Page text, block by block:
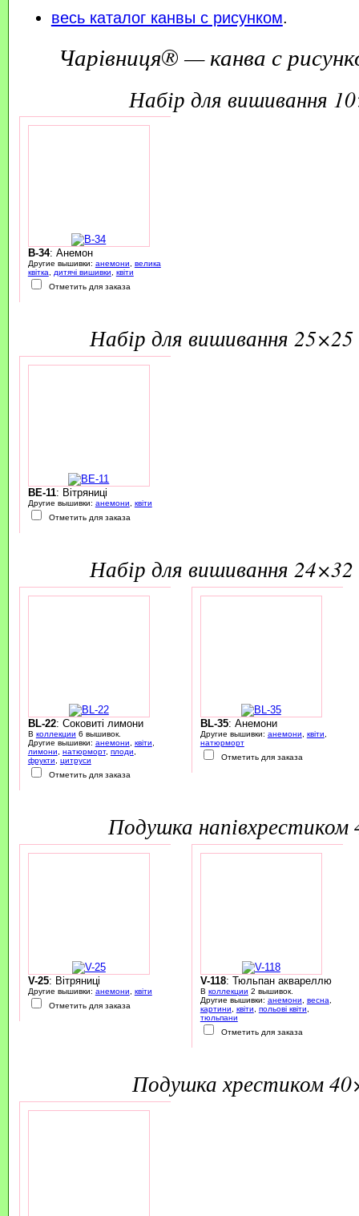
весь каталог канвы с рисунком.
Чарівниця® — канва с
набір для вишивання
B-34: Анемон
Другие вышивки: анемони, велика
квітка, дитячі вишивки, квіти
Отметить для заказа
набір для вишивання 25×25
BE-11: Вітряниці
Другие вышивки: анемони
квіти
Отметить для заказа
набір для вишивання 24×32
BL-22: Соковиті лимони
В коллекции 6 вышивок.
Другие вышивки: анемони квіти
лимони
натюрморт, плоди
фрукти
цитруси
Отметить для заказа
BL-35: Анемони
Другие вышивки: анемони квіти
натюрморт
Отметить для заказа
подушка
V-25: Вітряниці
Другие вышивки: анемони
квіти
Отметить для заказа
V-118: Тюльпан аквареллю
В коллекции 2 вышивок.
Другие вышивки: анемони весна
картини
квіти польові квіти
тюльпани
Отметить для заказа
подушка хрестиком